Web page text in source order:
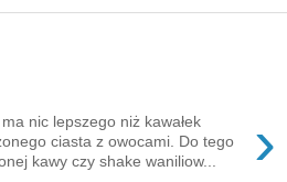
›
nic lepszego niż kawałek
ciasta z owocami. Do tego
kawy czy shake waniliow...